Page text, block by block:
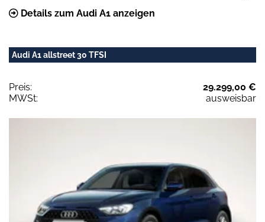
Details zum Audi A1 anzeigen
Audi A1 allstreet 30 TFSI
Preis:
29.299,00 €
MWSt:
ausweisbar